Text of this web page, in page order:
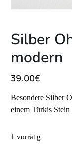
Silber
modern
39.00€
Besondere Silber
einem Türkis
1 vorrätig